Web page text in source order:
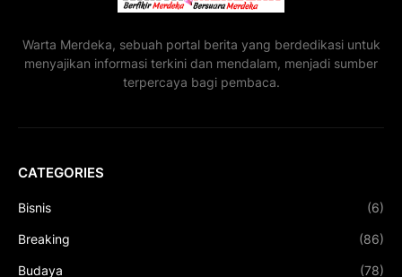
Warta Merdeka, sebuah portal berita yang berdedikasi untuk
menyajikan informasi terkini dan mendalam, menjadi sumber
terpercaya bagi pembaca.
CATEGORIES
Bisnis (6)
Breaking (86)
Budaya (78)